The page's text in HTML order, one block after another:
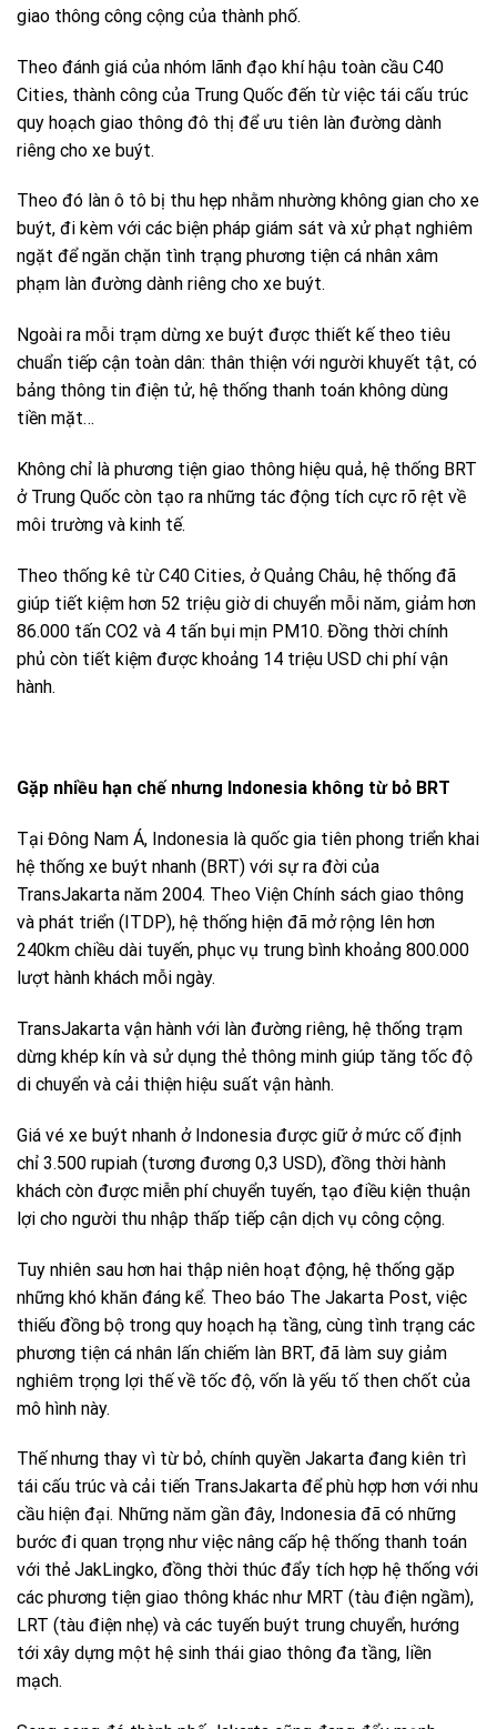
giao thông công cộng của thành phố.
Theo đánh giá của nhóm lãnh đạo khí hậu toàn cầu C40
Cities, thành công của Trung Quốc đến từ việc tái cấu trúc
quy hoạch giao thông đô thị để ưu tiên làn đường dành
riêng cho xe buýt.
Theo đó làn ô tô bị thu hẹp nhằm nhường không gian cho xe
buýt, đi kèm với các biện pháp giám sát và xử phạt nghiêm
ngặt để ngăn chặn tình trạng phương tiện cá nhân xâm
phạm làn đường dành riêng cho xe buýt.
Ngoài ra mỗi trạm dừng xe buýt được thiết kế theo tiêu
chuẩn tiếp cận toàn dân: thân thiện với người khuyết tật, có
bảng thông tin điện tử, hệ thống thanh toán không dùng
tiền mặt…
Không chỉ là phương tiện giao thông hiệu quả, hệ thống BRT
ở Trung Quốc còn tạo ra những tác động tích cực rõ rệt về
môi trường và kinh tế.
Theo thống kê từ C40 Cities, ở Quảng Châu, hệ thống đã
giúp tiết kiệm hơn 52 triệu giờ di chuyển mỗi năm, giảm hơn
86.000 tấn CO2 và 4 tấn bụi mịn PM10. Đồng thời chính
phủ còn tiết kiệm được khoảng 14 triệu USD chi phí vận
hành.
Gặp nhiều hạn chế nhưng Indonesia không từ bỏ BRT
Tại Đông Nam Á, Indonesia là quốc gia tiên phong triển khai
hệ thống xe buýt nhanh (BRT) với sự ra đời của
TransJakarta năm 2004. Theo Viện Chính sách giao thông
và phát triển (ITDP), hệ thống hiện đã mở rộng lên hơn
240km chiều dài tuyến, phục vụ trung bình khoảng 800.000
lượt hành khách mỗi ngày.
TransJakarta vận hành với làn đường riêng, hệ thống trạm
dừng khép kín và sử dụng thẻ thông minh giúp tăng tốc độ
di chuyển và cải thiện hiệu suất vận hành.
Giá vé xe buýt nhanh ở Indonesia được giữ ở mức cố định
chỉ 3.500 rupiah (tương đương 0,3 USD), đồng thời hành
khách còn được miễn phí chuyển tuyến, tạo điều kiện thuận
lợi cho người thu nhập thấp tiếp cận dịch vụ công cộng.
Tuy nhiên sau hơn hai thập niên hoạt động, hệ thống gặp
những khó khăn đáng kể. Theo báo The Jakarta Post, việc
thiếu đồng bộ trong quy hoạch hạ tầng, cùng tình trạng các
phương tiện cá nhân lấn chiếm làn BRT, đã làm suy giảm
nghiêm trọng lợi thế về tốc độ, vốn là yếu tố then chốt của
mô hình này.
Thế nhưng thay vì từ bỏ, chính quyền Jakarta đang kiên trì
tái cấu trúc và cải tiến TransJakarta để phù hợp hơn với nhu
cầu hiện đại. Những năm gần đây, Indonesia đã có những
bước đi quan trọng như việc nâng cấp hệ thống thanh toán
với thẻ JakLingko, đồng thời thúc đẩy tích hợp hệ thống với
các phương tiện giao thông khác như MRT (tàu điện ngầm),
LRT (tàu điện nhẹ) và các tuyến buýt trung chuyển, hướng
tới xây dựng một hệ sinh thái giao thông đa tầng, liền
mạch.